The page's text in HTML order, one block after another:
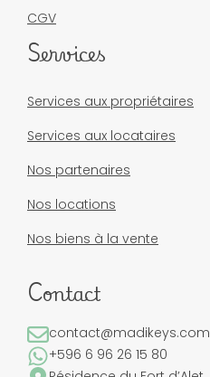
CGV
Services
Services aux propriétaires
Services aux locataires
Nos partenaires
Nos locations
Nos biens à la vente
Contact
contact@madikeys.com
+596 6 96 26 15 80